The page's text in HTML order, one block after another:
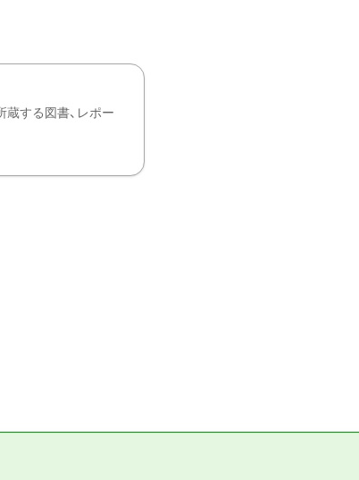
する図書、レポー